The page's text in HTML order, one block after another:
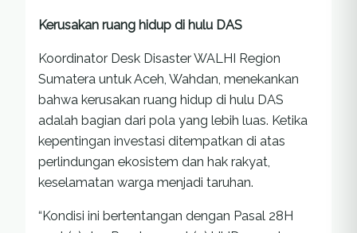
Kerusakan ruang hidup di hulu DAS
Koordinator Desk Disaster WALHI Region
Sumatera untuk Aceh, Wahdan, menekankan
bahwa kerusakan ruang hidup di hulu DAS
adalah bagian dari pola yang lebih luas. Ketika
kepentingan investasi ditempatkan di atas
perlindungan ekosistem dan hak rakyat,
keselamatan warga menjadi taruhan.
“Kondisi ini bertentangan dengan Pasal 28H